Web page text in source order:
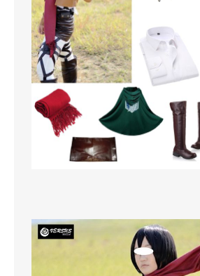
PANTALONI
TUTTI I PRODOTTI
CONTATTACI